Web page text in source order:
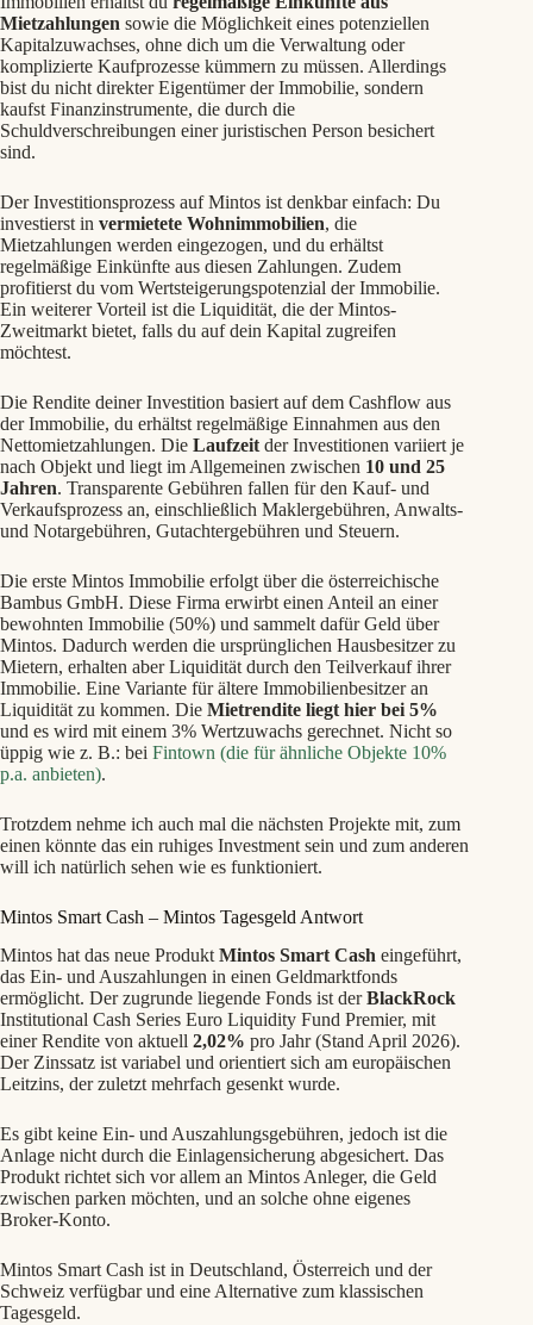
Mietzahlungen sowie die Möglichkeit eines potenziellen
Kapitalzuwachses, ohne dich um die Verwaltung oder
komplizierte Kaufprozesse kümmern zu müssen. Allerdings
bist du nicht direkter Eigentümer der Immobilie, sondern
kaufst Finanzinstrumente, die durch die
Schuldverschreibungen einer juristischen Person besichert
sind.
Der Investitionsprozess auf Mintos ist denkbar einfach: Du
investierst in vermietete Wohnimmobilien, die
Mietzahlungen werden eingezogen, und du erhältst
regelmäßige Einkünfte aus diesen Zahlungen. Zudem
profitierst du vom Wertsteigerungspotenzial der Immobilie.
Ein weiterer Vorteil ist die Liquidität, die der Mintos-
Zweitmarkt bietet, falls du auf dein Kapital zugreifen
möchtest.
Die Rendite deiner Investition basiert auf dem Cashflow aus
der Immobilie, du erhältst regelmäßige Einnahmen aus den
Nettomietzahlungen. Die Laufzeit der Investitionen variiert je
nach Objekt und liegt im Allgemeinen zwischen 10 und 25
Jahren. Transparente Gebühren fallen für den Kauf- und
Verkaufsprozess an, einschließlich Maklergebühren, Anwalts-
und Notargebühren, Gutachtergebühren und Steuern.
Die erste Mintos Immobilie erfolgt über die österreichische
Bambus GmbH. Diese Firma erwirbt einen Anteil an einer
bewohnten Immobilie (50%) und sammelt dafür Geld über
Mintos. Dadurch werden die ursprünglichen Hausbesitzer zu
Mietern, erhalten aber Liquidität durch den Teilverkauf ihrer
Immobilie. Eine Variante für ältere Immobilienbesitzer an
Liquidität zu kommen. Die Mietrendite liegt hier bei 5%
und es wird mit einem 3% Wertzuwachs gerechnet. Nicht so
üppig wie z. B.: bei Fintown (die für ähnliche Objekte 10%
p.a. anbieten).
Trotzdem nehme ich auch mal die nächsten Projekte mit, zum
einen könnte das ein ruhiges Investment sein und zum anderen
will ich natürlich sehen wie es funktioniert.
Mintos Smart Cash – Mintos Tagesgeld Antwort
Mintos hat das neue ProduktMintos Smart Cash eingeführt,
das Ein- und Auszahlungen in einen Geldmarktfonds
ermöglicht. Der zugrunde liegende Fonds ist derBlackRock
Institutional Cash Series Euro Liquidity Fund Premier, mit
einer Rendite von aktuell 2,02% pro Jahr (Stand April 2026).
Der Zinssatz ist variabel und orientiert sich am europäischen
Leitzins, der zuletzt mehrfach gesenkt wurde.
Es gibt keine Ein- und Auszahlungsgebühren, jedoch ist die
Anlage nicht durch die Einlagensicherung abgesichert. Das
Produkt richtet sich vor allem an Mintos Anleger, die Geld
zwischen parken möchten, und an solche ohne eigenes
Broker-Konto.
Mintos Smart Cash ist in Deutschland, Österreich und der
Schweiz verfügbar und eine Alternative zum klassischen
Tagesgeld.